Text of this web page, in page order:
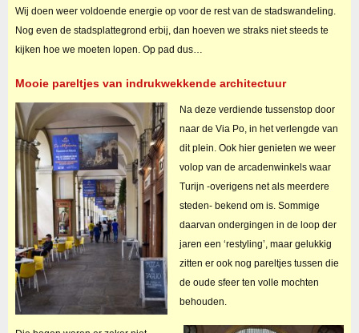
Wij doen weer voldoende energie op voor de rest van de stadswandeling.
Nog even de stadsplattegrond erbij, dan hoeven we straks niet steeds te
kijken hoe we moeten lopen. Op pad dus…
Mooie pareltjes van indrukwekkende architectuur
Na deze verdiende tussenstop door
naar de Via Po, in het verlengde van
dit plein. Ook hier genieten we weer
volop van de arcadenwinkels waar
Turijn -overigens net als meerdere
steden- bekend om is. Sommige
daarvan ondergingen in de loop der
jaren een ‘restyling’, maar gelukkig
zitten er ook nog pareltjes tussen die
de oude sfeer ten volle mochten
behouden.